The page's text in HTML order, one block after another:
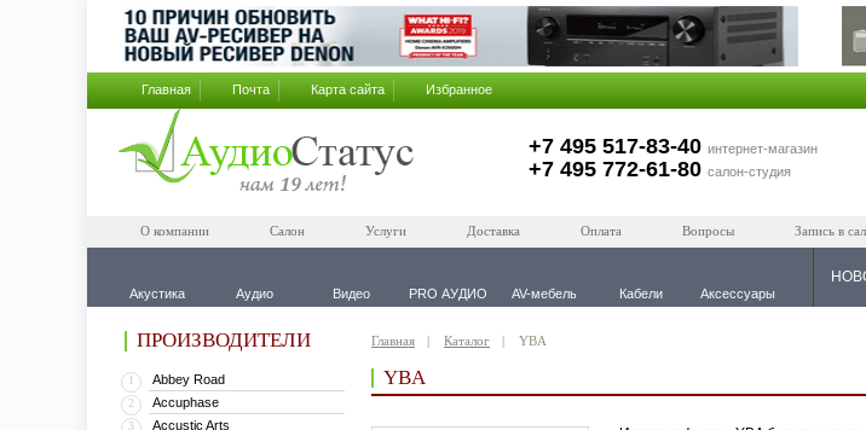
Главная Почта Карта сайта Избранное
+7 495 517-83-40 интернет-магазин
+7 495 772-61-80 салон-студия
О компании Салон Услуги Доставка Оплата Вопросы Запись в
Акустика Аудио Видео PRO АУДИО AV-мебель Кабели Аксессуары
ПРОИЗВОДИТЕЛИ
1 Abbey Road
2 Accuphase
3 Accustic Arts
Главная Каталог YBA
YBA